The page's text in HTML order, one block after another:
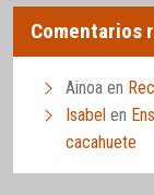
Comentarios
Ainoa en
Isabel en
cacahuete